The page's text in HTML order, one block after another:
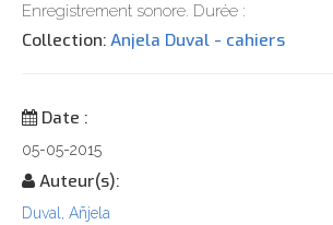
À propos
Enregistrement sonore. Durée :
Collection: Anjela Duval - cahiers
Date :
05-05-2015
Auteur(s):
Duval, Añjela